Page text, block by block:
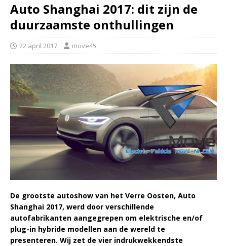
Auto Shanghai 2017: dit zijn de
duurzaamste onthullingen
22 april 2017 move45
De grootste autoshow van het Verre Oosten, Auto
Shanghai 2017, werd door verschillende
autofabrikanten aangegrepen om elektrische en/of
plug-in hybride modellen aan de wereld te
presenteren. Wij zet de vier indrukwekkendste